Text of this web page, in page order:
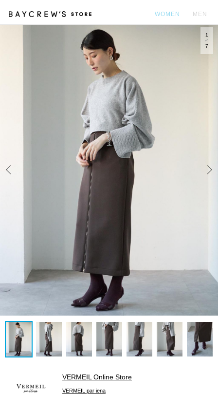
WOMEN MEN
1
7
VERMEIL Online Store
VERMEIL par iena